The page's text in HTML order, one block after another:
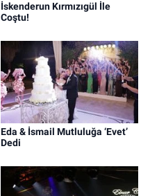
İskenderun Kırmızıgül İle
Coştu!
Eda & İsmail Mutluluğa ‘Evet’
Dedi